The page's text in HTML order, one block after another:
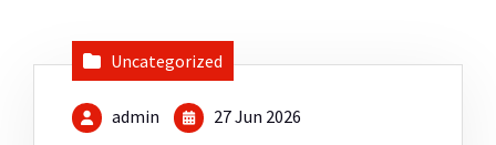
Uncategorized
admin 27 Jun 2026